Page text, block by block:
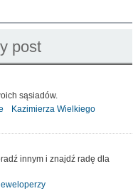
sąsiadów.
Kazimierza Wielkiego
innym i znajdź radę dla